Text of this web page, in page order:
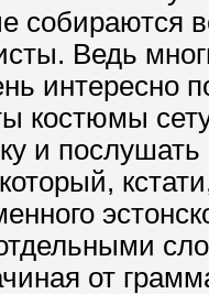
собираются
Ведь
интересно
костюмы
и послушать
от